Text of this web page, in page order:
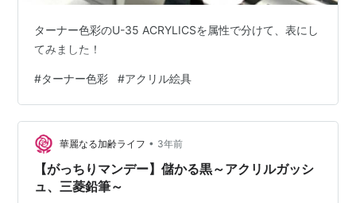
ターナー色彩のU-35 ACRYLICSを属性で分けて、表にし
てみました！
#ターナー色彩 #アクリル絵具
華麗なる加齢ライフ • 3年前
【がっちりマンデー】儲かる黒～アクリルガッシ
ュ、三菱鉛筆～